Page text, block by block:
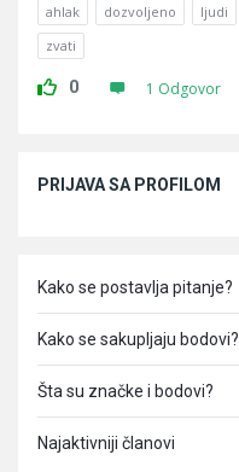
ahlak dozvoljeno ljudi
zvati
0 1 Odgovor
PRIJAVA SA PROFILOM
Kako se postavlja pitanje?
Kako se sakupljaju bodovi?
Šta su značke i bodovi?
Najaktivniji članovi